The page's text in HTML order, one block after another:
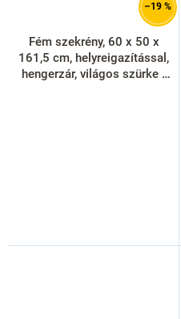
–19 %
Fém szekrény, 60 x 50 x
161,5 cm, helyreigazítással,
hengerzár, világos szürke -